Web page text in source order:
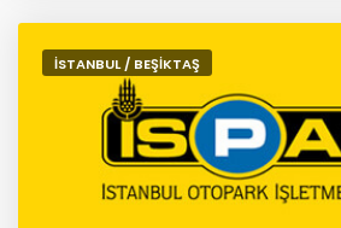
İSTANBUL / BEŞİKTAŞ